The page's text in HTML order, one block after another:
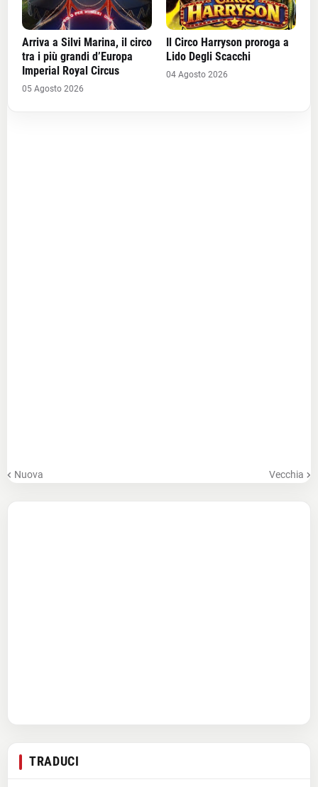
Arriva a Silvi Marina, il circo
tra i più grandi d’Europa
Imperial Royal Circus
05 Agosto 2026
Il Circo Harryson proroga a
Lido Degli Scacchi
04 Agosto 2026
Nuova Vecchia
TRADUCI